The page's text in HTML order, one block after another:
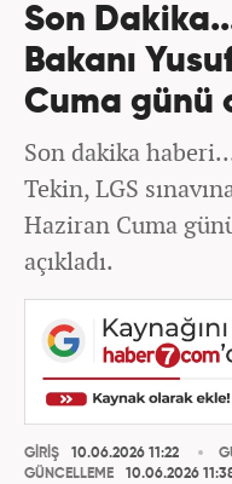
Son
Bakanı
Cuma günü
Son dakika
Tekin, LGS
Haziran Cuma
açıkladı.
GİRİŞ
10.06.2026 11:22
GÜNCELLEME
10.06.2026